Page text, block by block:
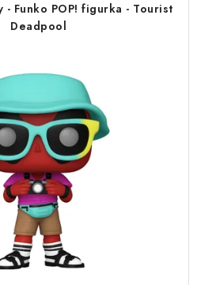
- Funko POP! figurka - Tourist
Deadpool